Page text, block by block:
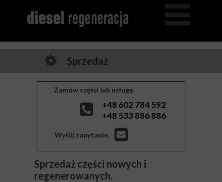
Sprzedaż części nowych i
regenerowanych.
+48 602 784 592
+48 533 886 886
Wyślij zapytanie.
Zamów części lub usługę.
Sprzedaż